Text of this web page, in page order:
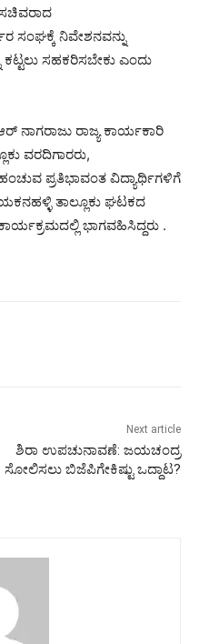
ಸಚಿವರಾದ
ಸಂಘಕ್ಕೆ ನಿವೇಶನವನ್ನು
ಸಹಕರಿಸಬೇಕು ಎಂದು
ನಾಗರಾಜು ರಾಜ್ಯ ಕಾರ್ಯಕಾರಿ
ವರದಿಗಾರರು,
ಪ್ರತಿಭಾವಂತ ವಿದ್ಯಾರ್ಥಿಗಳಿಗೆ
ತಾಲ್ಲೂಕು ಘಟಕದ
ಭಾಗವಹಿಸಿದ್ದರು .
Next article
ಶಿರಾ ಉಪಚುನಾವಣೆ: ಜಯಚಂದ್ರ
ಸೋಲಿಸಲು ಬಿಜೆಪಿಗೇಕಿಷ್ಟು ಒದ್ದಾಟ?